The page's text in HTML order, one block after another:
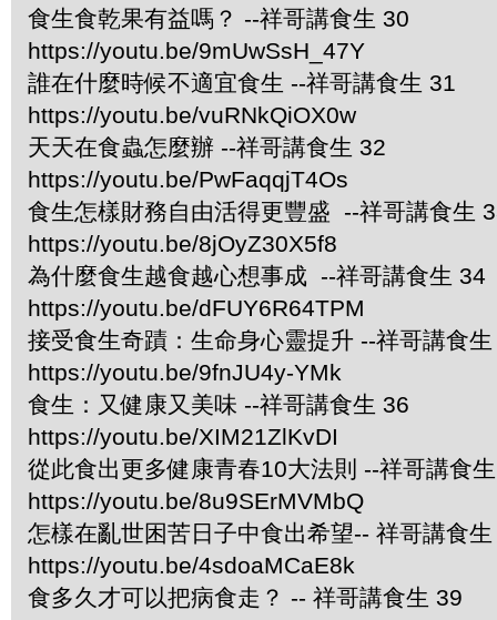
食生食乾果有益嗎？ --祥哥講食生 30
https://youtu.be/9mUwSsH_47Y
誰在什麼時候不適宜食生 --祥哥講食生 31
https://youtu.be/vuRNkQiOX0w
天天在食蟲怎麼辦 --祥哥講食生 32
https://youtu.be/PwFaqqjT4Os
食生怎樣財務自由活得更豐盛 --祥哥講食生
https://youtu.be/8jOyZ30X5f8
為什麼食生越食越心想事成 --祥哥講食生 34
https://youtu.be/dFUY6R64TPM
接受食生奇蹟：生命身心靈提升 --祥哥講食
https://youtu.be/9fnJU4y-YMk
食生：又健康又美味 --祥哥講食生 36
https://youtu.be/XIM21ZlKvDI
從此食出更多健康青春10大法則 --祥哥講食
https://youtu.be/8u9SErMVMbQ
怎樣在亂世困苦日子中食出希望-- 祥哥講食
https://youtu.be/4sdoaMCaE8k
食多久才可以把病食走？ -- 祥哥講食生 39